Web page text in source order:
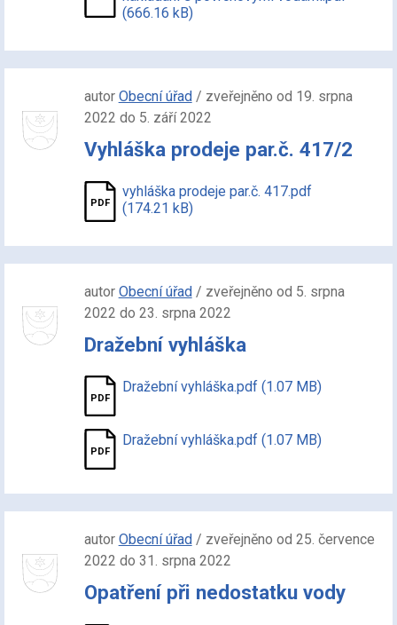
(666.16 kB)
autor Obecní úřad/ zveřejněno od 19. srpna
2022 do 5. září 2022
Vyhláška prodeje par.č. 417/2
vyhláška prodeje par.č. 417.pdf
(174.21 kB)
autor Obecní úřad/ zveřejněno od 5. srpna
2022 do 23. srpna 2022
Dražební vyhláška
Dražební vyhláška.pdf (1.07 MB)
Dražební vyhláška.pdf (1.07 MB)
autor Obecní úřad/ zveřejněno od 25. července
2022 do 31. srpna 2022
Opatření při nedostatku vody